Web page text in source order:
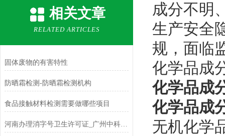
相关文章
RELATED ARTICLES
固体废物的有害特性
防晒霜检测-防晒霜检测机构
食品接触材料检测需要做哪些项目
河南办理消字号卫生许可证_广州中科检测
成分不明
生产安全
规，面临
化学品成
化学品成
化学品成
无机化学